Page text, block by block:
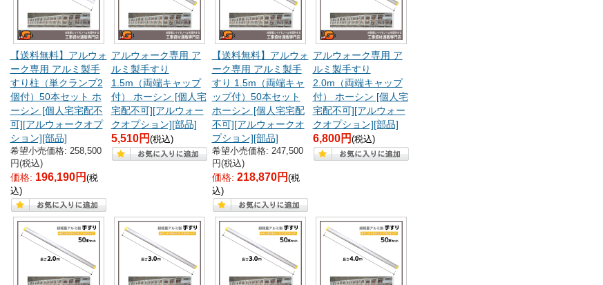
【送料無料】アルウォ
ーク専用 アルミ製手
すり柱（単クランプ2
個付）50本セット ホ
ーシン [個人宅宅配不
可][アルウォークオプ
ション][部品]
希望小売価格: 258,500
円(税込)
価格: 196,190円 (税
込)
アルウォーク専用 ア
ルミ製手すり
1.5m（両端キャップ
付） ホーシン [個人宅
宅配不可][アルウォー
クオプション][部品]
5,510円 (税込)
【送料無料】アルウォ
ーク専用 アルミ製手
すり 1.5m（両端キャ
ップ付）50本セット
ホーシン [個人宅宅配
不可][アルウォークオ
プション][部品]
希望小売価格: 247,500
円(税込)
価格: 218,870円 (税
込)
アルウォーク専用 ア
ルミ製手すり
2.0m（両端キャップ
付） ホーシン [個人宅
宅配不可][アルウォー
クオプション][部品]
6,800円 (税込)